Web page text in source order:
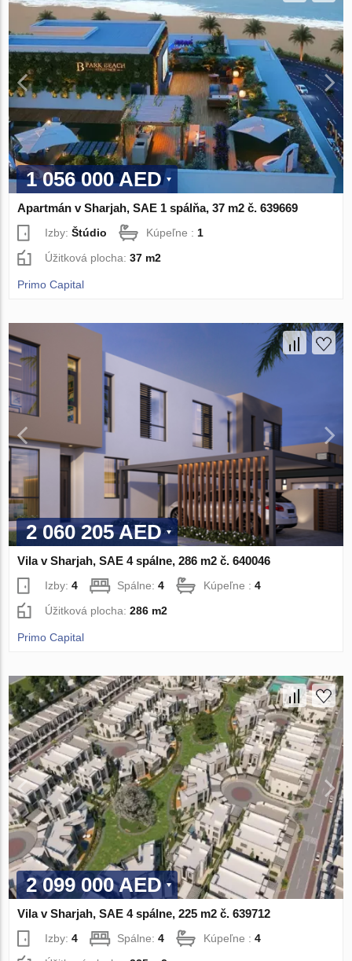
1 056 000 AED
Apartmán v Sharjah, SAE 1 spálňa, 37 m2 č. 639669
Izby:Štúdio Kúpeľne :1
Úžitková plocha:37 m2
Primo Capital
2 060 205 AED
Vila v Sharjah, SAE 4 spálne, 286 m2 č. 640046
Izby:4 Spálne:4 Kúpeľne :4
Úžitková plocha:286 m2
Primo Capital
2 099 000 AED
Vila v Sharjah, SAE 4 spálne, 225 m2 č. 639712
Izby:4 Spálne:4 Kúpeľne :4